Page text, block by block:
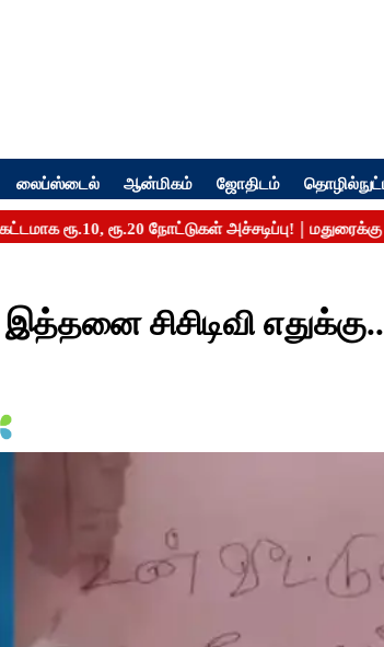
லைப்ஸ்டைல் ஆன்மிகம் ஜோதிடம்
சிசிடிவி எதுக்கு..